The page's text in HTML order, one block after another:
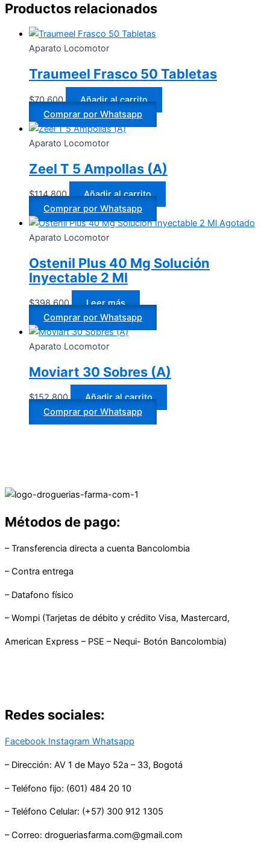
Productos relacionados
Aparato Locomotor
Traumeel Frasco 50 Tabletas
$70.600
Añadir al carrito
Comprar por Whatsapp
Aparato Locomotor
Zeel T 5 Ampollas (A)
$114.800
Añadir al carrito
Comprar por Whatsapp
Agotado
Aparato Locomotor
Ostenil Plus 40 Mg Solución
Inyectable 2 Ml
$398.600
Leer más
Comprar por Whatsapp
Aparato Locomotor
Moviart 30 Sobres (A)
$152.800
Añadir al carrito
Comprar por Whatsapp
Métodos de pago:
– Transferencia directa a cuenta Bancolombia
– Contra entrega
– Datafono físico
– Wompi (Tarjetas de débito y crédito Visa, Mastercard,
American Express – PSE – Nequi- Botón Bancolombia)
Redes sociales:
Facebook Instagram Whatsapp
– Dirección: AV 1 de Mayo 52a – 33, Bogotá
– Teléfono fijo: (601) 484 20 10
– Teléfono Celular: (+57) 300 912 1305
– Correo: drogueriasfarma.com@gmail.com